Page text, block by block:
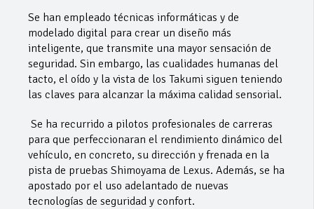
Se han empleado técnicas informáticas y de
modelado digital para crear un diseño más
inteligente, que transmite una mayor sensación de
seguridad. Sin embargo, las cualidades humanas del
tacto, el oído y la vista de los Takumi siguen teniendo
las claves para alcanzar la máxima calidad sensorial.
Se ha recurrido a pilotos profesionales de carreras
para que perfeccionaran el rendimiento dinámico del
vehículo, en concreto, su dirección y frenada en la
pista de pruebas Shimoyama de Lexus. Además, se ha
apostado por el uso adelantado de nuevas
tecnologías de seguridad y confort.